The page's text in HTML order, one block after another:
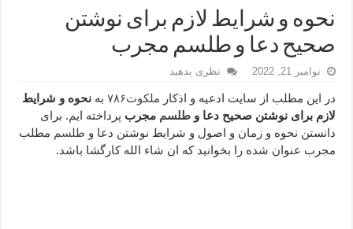
دعا برای عاشق شدن طرف مقابل – عاشق کردن طرف مقابل از راه
دعای حفظ جان عزیزان از بلا در سفر – دعا برای رفع حوادث بد روزانه
انواع ذکرهای الهی و خواص آن – مجرب ترین ذکرها برای برآوردن
دعای قوی برای حاجات دنیا و آخرت – حاجت روایی و رفع مشکلات
ختم سوره تکاثر برای جذب ثروت – خواص و برکات سوره تکاثر
نحوه و شرایط لازم برای نوشتن
صحیح دعا و طلسم مجرب
نوامبر 21, 2022 نظری بدهید
در این مطلب از سایت ادعیه و اذکار ملکوت۷۸۶ بهنحوه و شرایط
لازم برای نوشتن صحیح دعا وطلسم مجرب پرداخته ایم. برای
دانستن نحوه و زمان و اصول و شرایط نوشتن دعا و طلسم مطلب
مجرب عنوان شده را بخوانید که ان شاء الله کارگشا باشد.